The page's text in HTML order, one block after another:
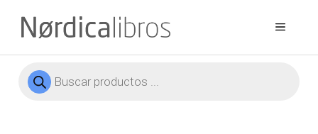
contenido
Menú
Búsqueda
de